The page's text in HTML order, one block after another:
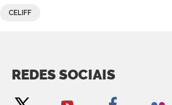
CELIFF
REDES SOCIAIS